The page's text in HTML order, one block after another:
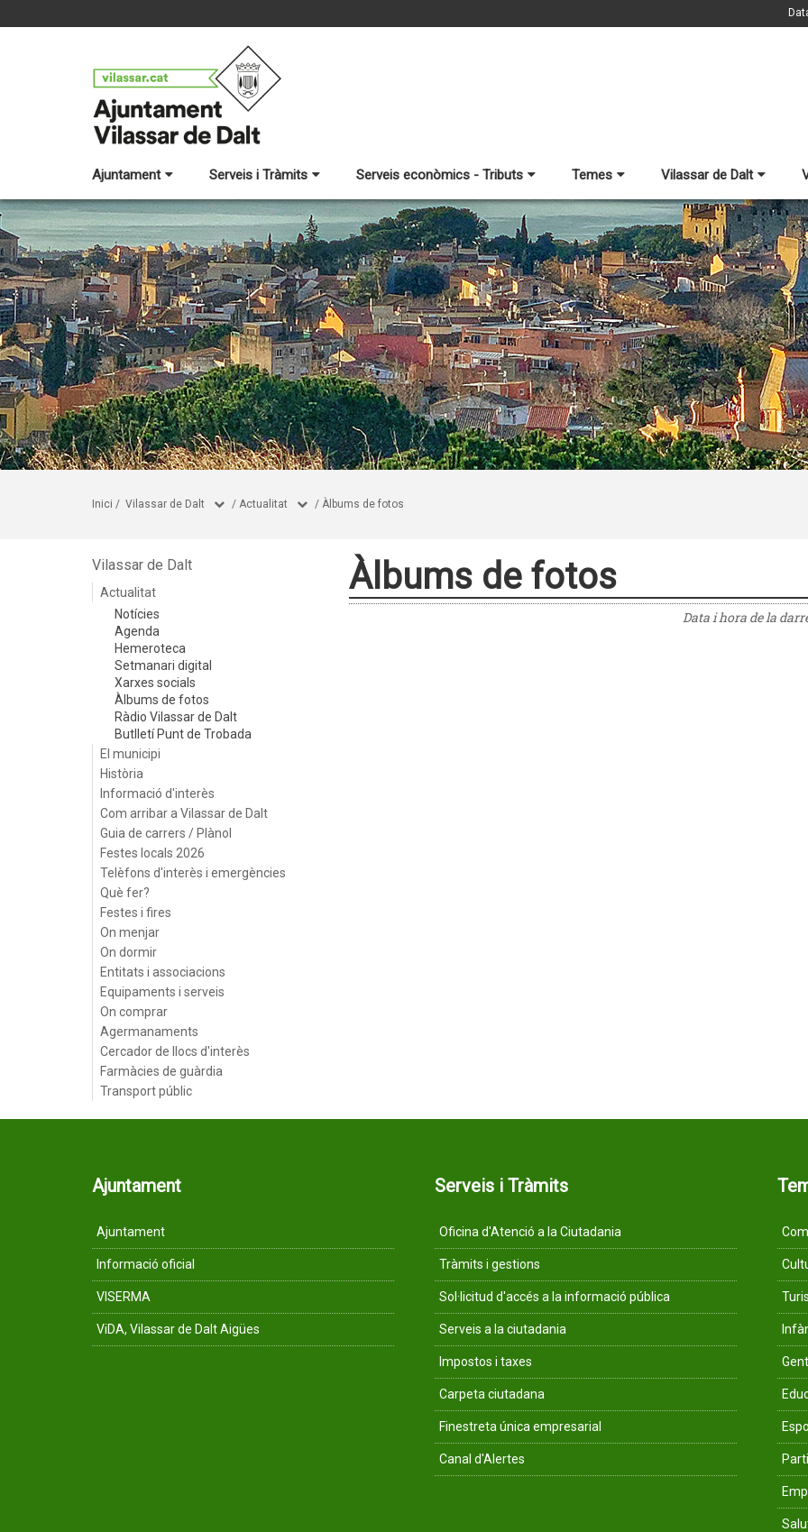
Ajuntament Serveis i Tràmits Serveis econòmics - Tributs Temes Vilassar de Dalt
Inici / Vilassar de Dalt / Actualitat / Àlbums de fotos
Vilassar de Dalt
Actualitat
Notícies
Agenda
Hemeroteca
Setmanari digital
Xarxes socials
Àlbums de fotos
Ràdio Vilassar de Dalt
Butlletí Punt de Trobada
El municipi
Història
Informació d'interès
Com arribar a Vilassar de Dalt
Guia de carrers / Plànol
Festes locals 2026
Telèfons d'interès i emergències
Què fer?
Festes i fires
On menjar
On dormir
Entitats i associacions
Equipaments i serveis
On comprar
Agermanaments
Cercador de llocs d'interès
Farmàcies de guàrdia
Transport públic
Àlbums de fotos
Data i hora de la
Ajuntament
Ajuntament
Informació oficial
VISERMA
ViDA, Vilassar de Dalt Aigües
Serveis i Tràmits
Oficina d'Atenció a la Ciutadania
Tràmits i gestions
Sol·licitud d'accés a la informació pública
Serveis a la ciutadania
Impostos i taxes
Carpeta ciutadana
Finestreta única empresarial
Canal d'Alertes